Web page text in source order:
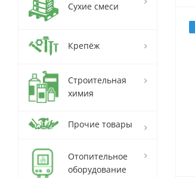
Сухие смеси
Крепёж
Строительная
химия
Прочие товары
Отопительное
оборудование